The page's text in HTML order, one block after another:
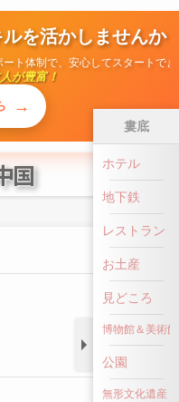
を活かしませんか
が豊富！
国
前へ戻る
婁底
ホテル
地下鉄
レストラン
お土産
見どころ
博物館＆美術館
公園
無形文化遺産